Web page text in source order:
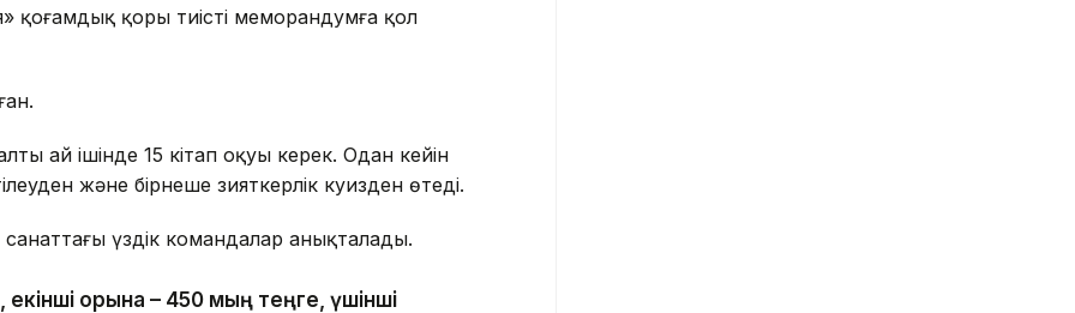
қоғамдық қоры тиісті меморандумға қол
ай ішінде 15 кітап оқуы керек. Одан кейін
және бірнеше зияткерлік куизден өтеді.
үздік командалар анықталады.
екінші орынға – 450 мың теңге, үшінші